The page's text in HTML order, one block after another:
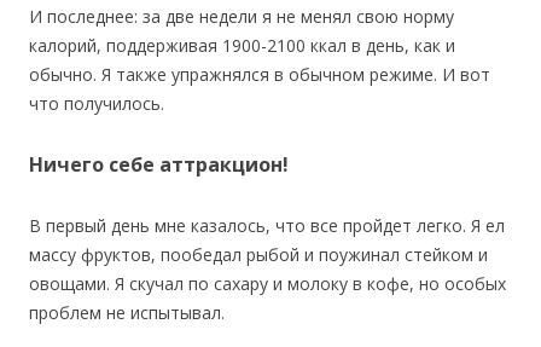
И последнее: за две недели я не менял свою норму
калорий, поддерживая 1900-2100 ккал в день, как и
обычно. Я также упражнялся в обычном режиме. И вот
что получилось.
Ничего себе аттракцион!
В первый день мне казалось, что все пройдет легко. Я ел
массу фруктов, пообедал рыбой и поужинал стейком и
овощами. Я скучал по сахару и молоку в кофе, но особых
проблем не испытывал.